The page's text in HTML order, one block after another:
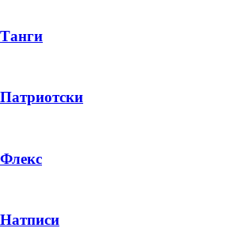
Танги
Патриотски
Флекс
Натписи